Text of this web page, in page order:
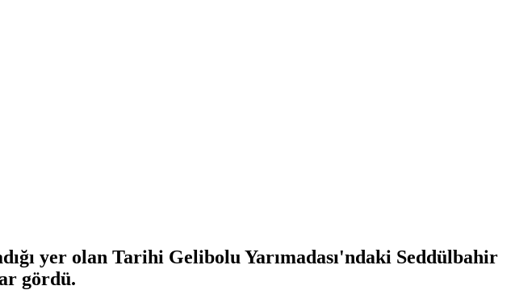
yer olan Tarihi Gelibolu Yarımadası'ndaki Seddülbahir
gördü.